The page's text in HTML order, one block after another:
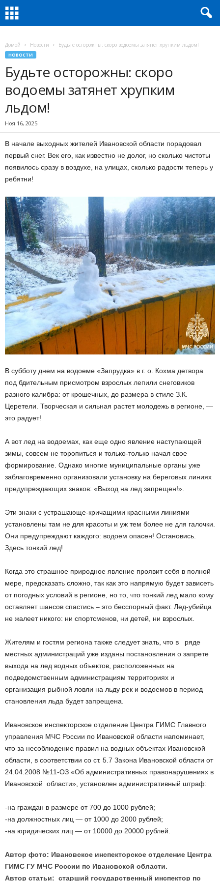
Домой Новости Будьте осторожны: скоро водоемы затянет хрупким льдом!
НОВОСТИ
Будьте осторожны: скоро
водоемы затянет хрупким
льдом!
Ноя 16, 2025
В начале выходных жителей Ивановской области порадовал
первый снег. Век его, как известно не долог, но сколько чистоты
появилось сразу в воздухе, на улицах, сколько радости теперь у
ребятни!
В субботу днем на водоеме «Запрудка» в г. о. Кохма детвора
под бдительным присмотром взрослых лепили снеговиков
разного калибра: от крошечных, до размера в стиле З.К.
Церетели. Творческая и сильная растет молодежь в регионе, —
это радует!
А вот лед на водоемах, как еще одно явление наступающей
зимы, совсем не торопиться и только-только начал свое
формирование. Однако многие муниципальные органы уже
заблаговременно организовали установку на береговых линиях
предупреждающих знаков: «Выход на лед запрещен!».
Эти знаки с устрашающе-кричащими красными линиями
установлены там не для красоты и уж тем более не для галочки.
Они предупреждают каждого: водоем опасен! Остановись.
Здесь тонкий лед!
Когда это страшное природное явление проявит себя в полной
мере, предсказать сложно, так как это напрямую будет зависеть
от погодных условий в регионе, но то, что тонкий лед мало кому
оставляет шансов спастись – это бесспорный факт. Лед-убийца
не жалеет никого: ни спортсменов, ни детей, ни взрослых.
Жителям и гостям региона также следует знать, что в ряде
местных администраций уже изданы постановления о запрете
выхода на лед водных объектов, расположенных на
подведомственным администрациям территориях и
организация рыбной ловли на льду рек и водоемов в период
становления льда будет запрещена.
Ивановское инспекторское отделение Центра ГИМС Главного
управления МЧС России по Ивановской области напоминает,
что за несоблюдение правил на водных объектах Ивановской
области, в соответствии со ст. 5.7 Закона Ивановской области от
24.04.2008 №11-ОЗ «Об административных правонарушениях в
Ивановской области», установлен административный штраф:
-на граждан в размере от 700 до 1000 рублей;
-на должностных лиц — от 1000 до 2000 рублей;
-на юридических лиц — от 10000 до 20000 рублей.
Автор фото: Ивановское инспекторское отделение Центра
ГИМС ГУ МЧС России по Ивановской области.
Автор статьи: старший государственный инспектор по